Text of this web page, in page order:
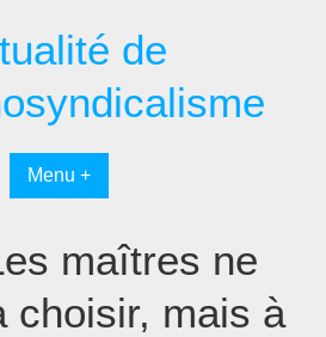
de
Menu +
maîtres ne
choisir, mais à